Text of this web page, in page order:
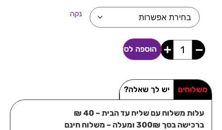
נקה
הוספה לסל
משלוחים יש לך שאלה?
עלות משלוח עם שליח עד הבית – 40 ₪
ברכישה בסך 300₪ ומעלה – משלוח חינם